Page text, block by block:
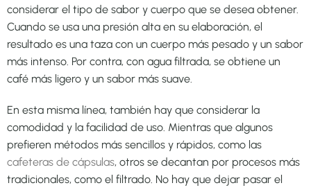
considerar el tipo de sabor y cuerpo que se desea obtener.
Cuando se usa una presión alta en su elaboración, el
resultado es una taza con un cuerpo más pesado y un sabor
más intenso. Por contra, con agua filtrada, se obtiene un
café más ligero y un sabor más suave.
En esta misma línea, también hay que considerar la
comodidad y la facilidad de uso. Mientras que algunos
prefieren métodos más sencillos y rápidos, como las
cafeteras de cápsulas, otros se decantan por procesos más
tradicionales, como el filtrado. No hay que dejar pasar el